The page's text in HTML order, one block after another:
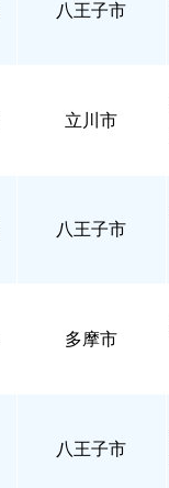
八王子市
立川市
八王子市
多摩市
八王子市